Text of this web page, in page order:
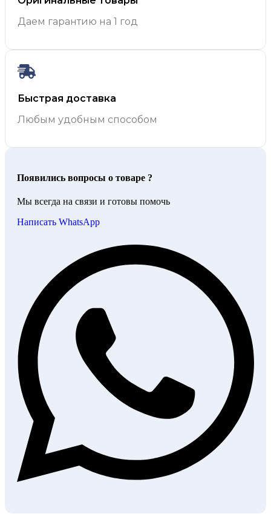
Даем гарантию на 1 год
Быстрая доставка
Любым удобным способом
Появились вопросы о товаре ?
Мы всегда на связи и готовы помочь
Написать WhatsApp